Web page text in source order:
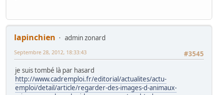
lapinchien
admin zonard
#3545
Septembre 28, 2012, 18:33:43
je suis tombé là par hasard
http://www.cadremploi.fr/editorial/actualites/actu-
emploi/detail/article/regarder-des-images-d-animaux-